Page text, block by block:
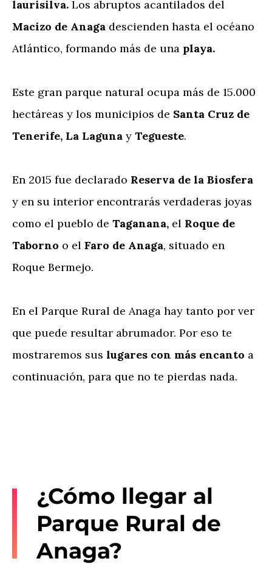
laurisilva. Los abruptos acantilados del
Macizo de Anaga descienden hasta el océano
Atlántico, formando más de una playa.
Este gran parque natural ocupa más de 15.000
hectáreas y los municipios de Santa Cruz de
Tenerife, La Laguna y Tegueste.
En 2015 fue declarado Reserva de la Biosfera
y en su interior encontrarás verdaderas joyas
como el pueblo de Taganana, el Roque de
Taborno o el Faro de Anaga, situado en
Roque Bermejo.
En el Parque Rural de Anaga hay tanto por ver
que puede resultar abrumador. Por eso te
mostraremos sus lugares con más encanto a
continuación, para que no te pierdas nada.
¿Cómo llegar al
Parque Rural de
Anaga?